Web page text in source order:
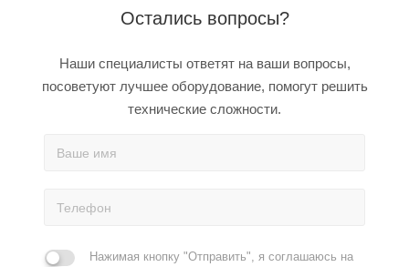
Остались вопросы?
Наши специалисты ответят на ваши вопросы,
посоветуют лучшее оборудование, помогут решить
технические сложности.
Нажимая кнопку "Отправить", я соглашаюсь на